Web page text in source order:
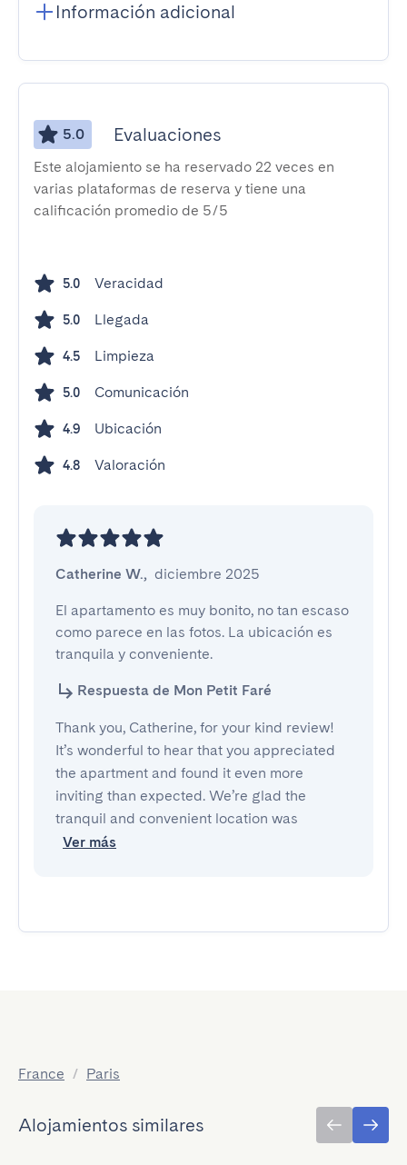
Información adicional
5.0 Evaluaciones
Este alojamiento se ha reservado 22 veces en
varias plataformas de reserva y tiene una
calificación promedio de 5/5
5.0 Veracidad
5.0 Llegada
4.5 Limpieza
5.0 Comunicación
4.9 Ubicación
4.8 Valoración
Catherine W., diciembre 2025
El apartamento es muy bonito, no tan escaso
como parece en las fotos. La ubicación es
tranquila y conveniente.
Respuesta de Mon Petit Faré
Thank you, Catherine, for your kind review!
It’s wonderful to hear that you appreciated
the apartment and found it even more
inviting than expected. We’re glad the
tranquil and convenient location was
Ver más
France / Paris
Alojamientos similares